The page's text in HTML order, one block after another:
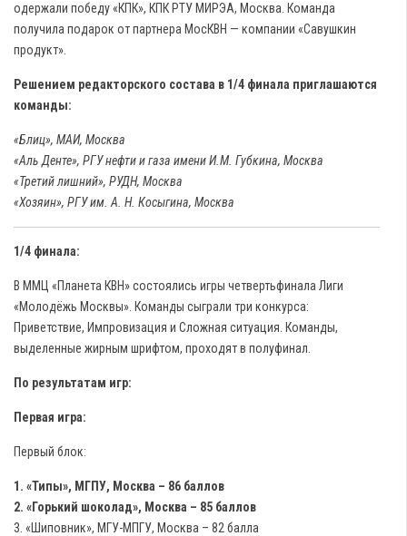
одержали победу «КПК», КПК РТУ МИРЭА, Москва. Команда
получила подарок от партнера МосКВН — компании «Савушкин
продукт».
Решением редакторского состава в 1/4 финала приглашаются
команды:
«Блиц», МАИ, Москва
«Аль Денте», РГУ нефти и газа имени И.М. Губкина, Москва
«Третий лишний», РУДН, Москва
«Хозяин», РГУ им. А. Н. Косыгина, Москва
1/4 финала:
В ММЦ «Планета КВН» состоялись игры четвертьфинала Лиги
«Молодёжь Москвы». Команды сыграли три конкурса:
Приветствие, Импровизация и Сложная ситуация. Команды,
выделенные жирным шрифтом, проходят в полуфинал.
По результатам игр:
Первая игра:
Первый блок:
1. «Типы», МГПУ, Москва – 86 баллов
2. «Горький шоколад», Москва – 85 баллов
3. «Шиповник», МГУ-МПГУ, Москва – 82 балла